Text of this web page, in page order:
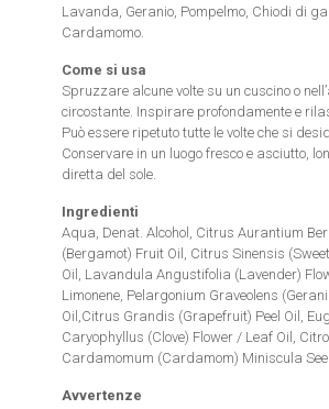
Lavanda, Geranio, Pompelmo, Chiodi di
Cardamomo.
Come si usa
Spruzzare alcune volte su un cuscino o
circostante. Inspirare profondamente e
Può essere ripetuto tutte le volte che si
Conservare in un luogo fresco e asciutto,
diretta del sole.
Ingredienti
Aqua, Denat. Alcohol, Citrus Aurantium
(Bergamot) Fruit Oil, Citrus Sinensis
Oil, Lavandula Angustifolia (Lavender)
Limonene, Pelargonium Graveolens
Oil,Citrus Grandis (Grapefruit) Peel Oil,
Caryophyllus (Clove) Flower / Leaf Oil,
Cardamomum (Cardamom) Miniscula
Avvertenze